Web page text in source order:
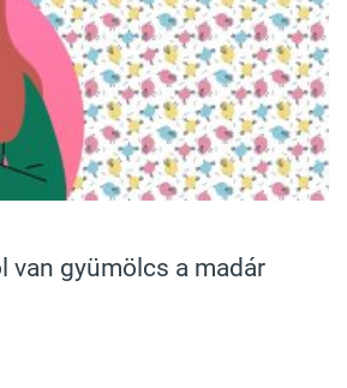
van gyümölcs a madár